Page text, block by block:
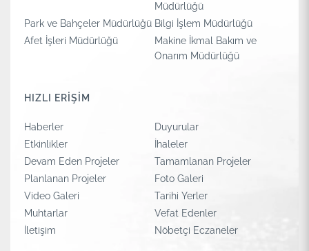
Müdürlüğü
Park ve Bahçeler Müdürlüğü Bilgi İşlem Müdürlüğü
Afet İşleri Müdürlüğü
Makine İkmal Bakım ve
Onarım Müdürlüğü
HIZLI ERİŞİM
Haberler
Duyurular
Etkinlikler
İhaleler
Devam Eden Projeler
Tamamlanan Projeler
Planlanan Projeler
Foto Galeri
Video Galeri
Tarihi Yerler
Muhtarlar
Vefat Edenler
İletişim
Nöbetçi Eczaneler